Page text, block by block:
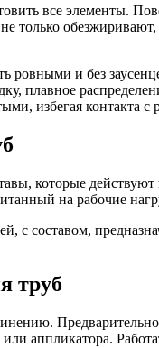
все элементы.
только
и без
плавное
избегая контакта
которые
на рабочие
с составом,
труб
аппликатора.